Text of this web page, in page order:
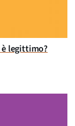
è legittimo?